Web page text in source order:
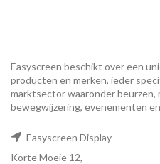
Easyscreen beschikt over een
producten en merken, ieder
marktsector waaronder
bewegwijzering, evenementen
Easyscreen Display
Korte Moeie 12,